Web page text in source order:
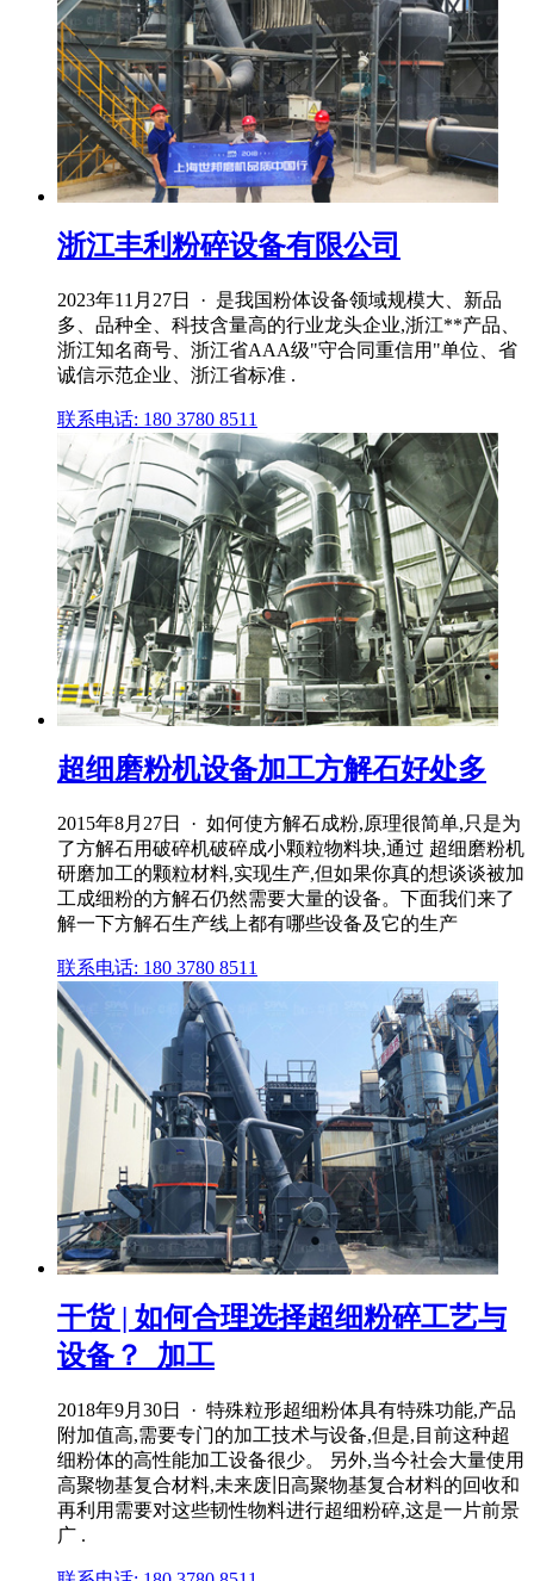
浙江丰利粉碎设备有限公司
2023年11月27日 · 是我国粉体设备领域规模大、新品
多、品种全、科技含量高的行业龙头企业,浙江**产品、
浙江知名商号、浙江省AAA级"守合同重信用"单位、省
诚信示范企业、浙江省标准 .
联系电话: 180 3780 8511
超细磨粉机设备加工方解石好处多
2015年8月27日 · 如何使方解石成粉,原理很简单,只是为
了方解石用破碎机破碎成小颗粒物料块,通过 超细磨粉机
研磨加工的颗粒材料,实现生产,但如果你真的想谈谈被加
工成细粉的方解石仍然需要大量的设备。下面我们来了
解一下方解石生产线上都有哪些设备及它的生产
联系电话: 180 3780 8511
干货 | 如何合理选择超细粉碎工艺与
设备？_加工
2018年9月30日 · 特殊粒形超细粉体具有特殊功能,产品
附加值高,需要专门的加工技术与设备,但是,目前这种超
细粉体的高性能加工设备很少。 另外,当今社会大量使用
高聚物基复合材料,未来废旧高聚物基复合材料的回收和
再利用需要对这些韧性物料进行超细粉碎,这是一片前景
广 .